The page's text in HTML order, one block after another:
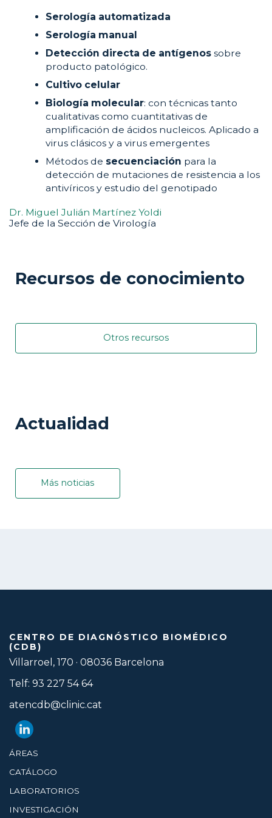
Serología automatizada
Serología manual
Detección directa de antígenos sobre
producto patológico.
Cultivo celular
Biología molecular: con técnicas tanto
cualitativas como cuantitativas de
amplificación de ácidos nucleicos. Aplicado a
virus clásicos y a virus emergentes
Métodos de secuenciación para la
detección de mutaciones de resistencia a los
antivíricos y estudio del genotipado
Dr. Miguel Julián Martínez Yoldi
Jefe de la Sección de Virología
Recursos de conocimiento
Otros recursos
Actualidad
Más noticias
CENTRO DE DIAGNÓSTICO BIOMÉDICO
(CDB)
Villarroel, 170 · 08036 Barcelona
Telf: 93 227 54 64
atencdb@clinic.cat
ÁREAS
CATÁLOGO
LABORATORIOS
INVESTIGACIÓN